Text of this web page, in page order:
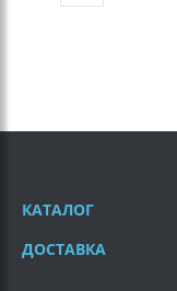
КАТАЛОГ
ДОСТАВКА